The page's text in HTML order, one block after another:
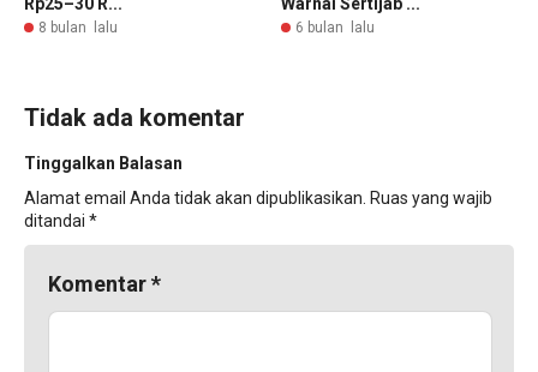
Rp25–30 R...
8 bulan lalu
Warnai Sertijab ...
6 bulan lalu
Tidak ada komentar
Tinggalkan Balasan
Alamat email Anda tidak akan dipublikasikan. Ruas yang wajib
ditandai *
Komentar*